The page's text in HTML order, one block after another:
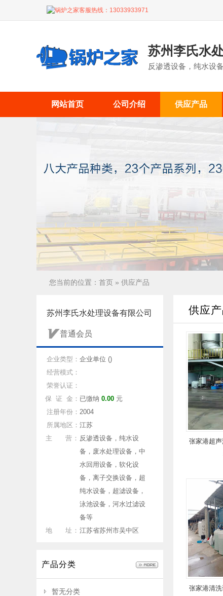
锅炉之家客服热线： 13033933971
苏州李氏水
反渗透设备，纯水设
网站首页 公司介绍 供应产品
您当前的位置： 首页 » 供应产品
苏州李氏水处理设备有限公司
普通会员
企业类型： 企业单位 ()
经营模式：
荣誉认证：
保 证 金： 已缴纳 0.00 元
注册年份： 2004
所属地区： 江苏
主 营： 反渗透设备，纯水设
备，废水处理设备，中
水回用设备，软化设
备，离子交换设备，超
纯水设备，超滤设备，
泳池设备，河水过滤设
备等
地 址： 江苏省苏州市吴中区
产品分类
暂无分类
供应
张家港超
蒸发
张家港清